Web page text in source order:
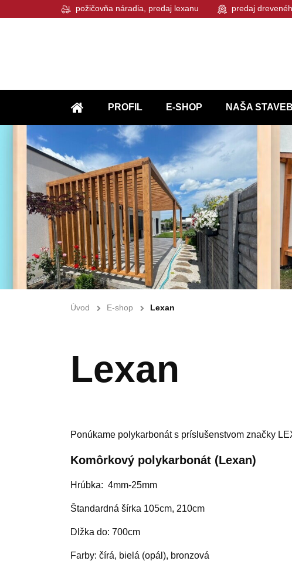
ÚVOD
PROFIL E-SHOP NAŠA
požičovňa náradia, predaj lexanu predaj
Úvod E-shop Lexan
Lexan
Ponúkame polykarbonát s príslušenstvom značky
Komôrkový polykarbonát (Lexan)
Hrúbka: 4mm-25mm
Štandardná šírka 105cm, 210cm
Dlžka do: 700cm
Farby: čírá, bielá (opál), bronzová